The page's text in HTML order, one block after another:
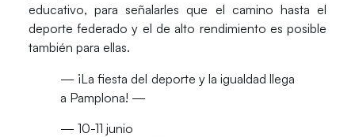
educativo, para señalarles que el camino hasta el
deporte federado y el de alto rendimiento es posible
también para ellas.
— ¡La fiesta del deporte y la igualdad llega
a Pamplona! —
— 10-11 junio